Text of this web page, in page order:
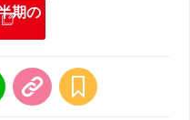
期の